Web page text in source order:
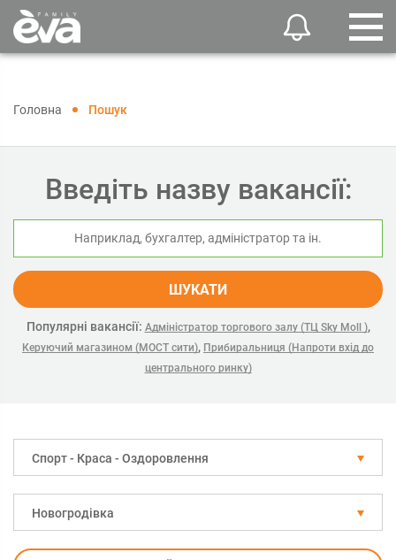
Головна Пошук
Введіть назву вакансії:
ШУКАТИ
Популярні вакансії: Адміністратор торгового залу (ТЦ Sky Moll ),
Керуючий магазином (МОСТ сити), Прибиральниця (Напроти вхід до
центрального ринку)
Спорт - Краса - Оздоровлення
Новогродівка